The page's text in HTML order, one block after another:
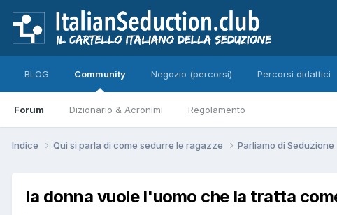
BLOG Community
Forum Dizionario & Acronimi Regolamento
Negozio (percorsi) Percorsi didattici
Indice Qui si parla di come sedurre le ragazze Parliamo di Seduzione
la donna vuole l'uomo che la tratta